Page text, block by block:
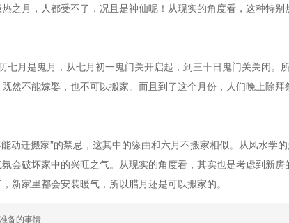
之月，人都受不了，况且是神仙呢！从现实的角度看，这种特
七月是鬼月，从七月初一鬼门关开启起，到三十日鬼门关关闭。
然不能嫁娶，也不可以搬家。而且到了这个月份，人们晚上除拜
动迁搬家”的禁忌，这其中的缘由和六月不搬家相似。从风水学
会破坏家中的兴旺之气。从现实的角度看，其实也是考虑到新
新家里都会安装暖气，所以腊月还是可以搬家的。
备的事情